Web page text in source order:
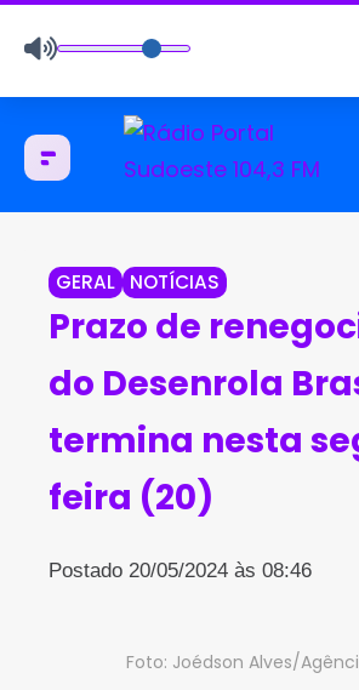
GERAL NOTÍCIAS
Prazo de
do Desenrola
termina nesta
feira (20)
Postado 20/05/2024 às 08:46
Foto: Joédson Alves/